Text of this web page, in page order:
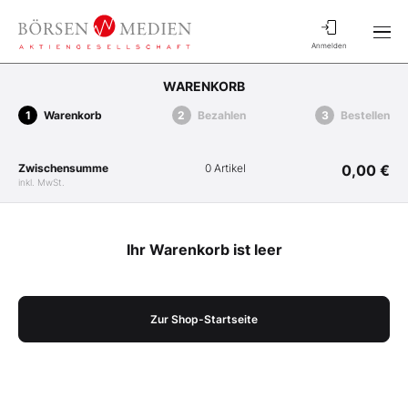
Anmelden
WARENKORB
Warenkorb Bezahlen Bestellen
Zwischensumme
inkl. MwSt.
0 Artikel 0,00 €
Ihr Warenkorb ist leer
Zur Shop-Startseite